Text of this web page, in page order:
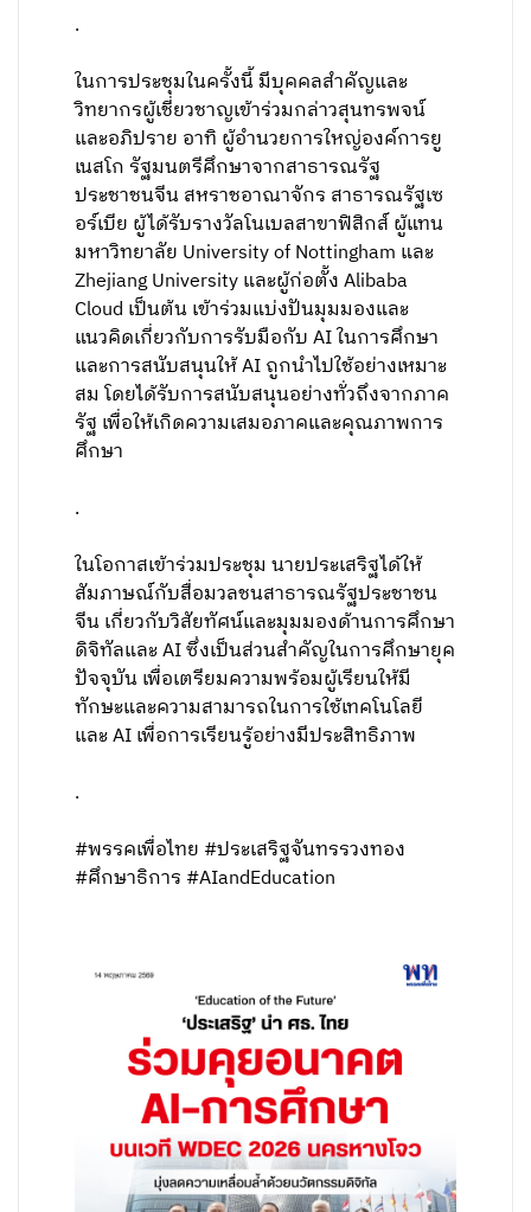
.
ในการประชุมในครั้งนี้ มีบุคคลสำคัญและ
วิทยากรผู้เชี่ยวชาญเข้าร่วมกล่าวสุนทรพจน์
และอภิปราย อาทิ ผู้อำนวยการใหญ่องค์การยู
เนสโก รัฐมนตรีศึกษาจากสาธารณรัฐ
ประชาชนจีน สหราชอาณาจักร สาธารณรัฐเซ
อร์เบีย ผู้ได้รับรางวัลโนเบลสาขาฟิสิกส์ ผู้แทน
มหาวิทยาลัย University of Nottingham และ
Zhejiang University และผู้ก่อตั้ง Alibaba
Cloud เป็นต้น เข้าร่วมแบ่งปันมุมมองและ
แนวคิดเกี่ยวกับการรับมือกับ AI ในการศึกษา
และการสนับสนุนให้ AI ถูกนำไปใช้อย่างเหมาะ
สม โดยได้รับการสนับสนุนอย่างทั่วถึงจากภาค
รัฐ เพื่อให้เกิดความเสมอภาคและคุณภาพการ
ศึกษา
.
ในโอกาสเข้าร่วมประชุม นายประเสริฐได้ให้
สัมภาษณ์กับสื่อมวลชนสาธารณรัฐประชาชน
จีน เกี่ยวกับวิสัยทัศน์และมุมมองด้านการศึกษา
ดิจิทัลและ AI ซึ่งเป็นส่วนสำคัญในการศึกษายุค
ปัจจุบัน เพื่อเตรียมความพร้อมผู้เรียนให้มี
ทักษะและความสามารถในการใช้เทคโนโลยี
และ AI เพื่อการเรียนรู้อย่างมีประสิทธิภาพ
.
#พรรคเพื่อไทย #ประเสริฐจันทรรวงทอง
#ศึกษาธิการ #AIandEducation